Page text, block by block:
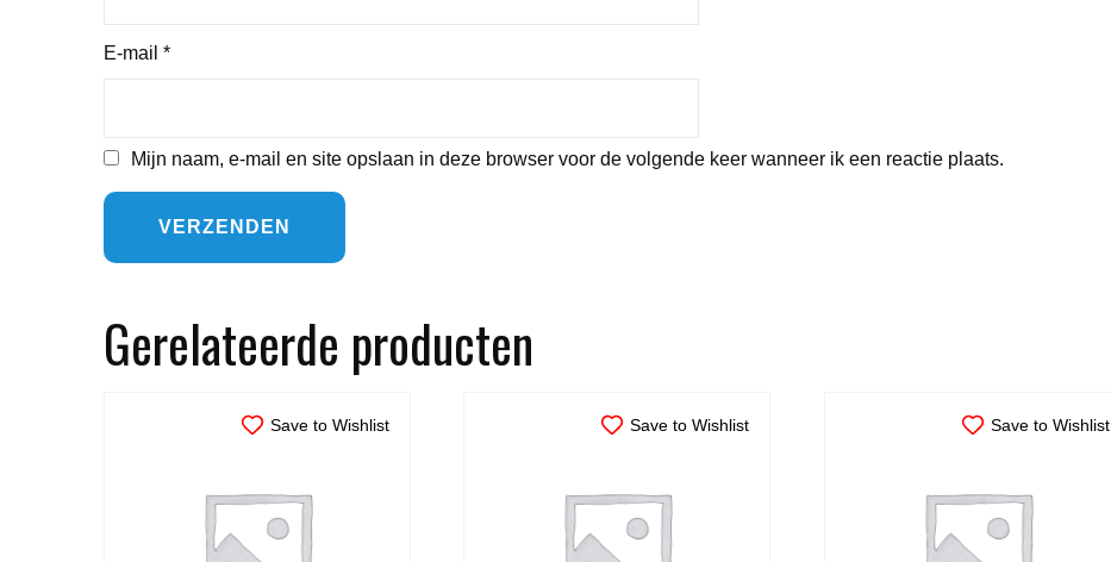
E-mail *
Mijn naam, e-mail en site opslaan in deze browser voor de volgende keer wanneer ik een reactie plaats.
Gerelateerde producten
Save to Wishlist Save to Wishlist Save to Wishlist